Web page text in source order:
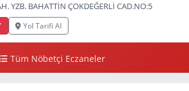
YZB. BAHATTİN ÇOKDEĞERLİ CAD.NO:5
Yol Tarifi Al
Tüm Nöbetçi Eczaneler